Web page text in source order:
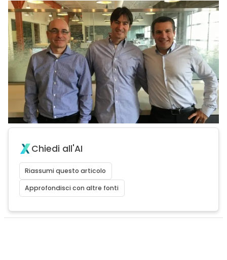
Chiedi all'AI
Riassumi questo articolo
Approfondisci con altre fonti